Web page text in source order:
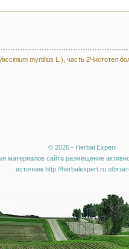
myrtillus L.), часть 2Чистотел
© 2026 - Herbal Expert
материалов сайта размещение
источник http://herbalexpert.ru